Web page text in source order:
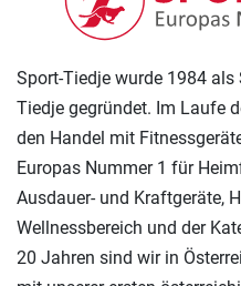
Sport-Tiedje wurde 1984
Tiedje gegründet. Im Laufe
den Handel mit
Europas Nummer 1 für
Ausdauer- und Kraftgeräte,
Wellnessbereich und der
20 Jahren sind wir in